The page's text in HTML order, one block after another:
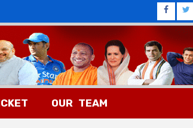
OUR TEAM